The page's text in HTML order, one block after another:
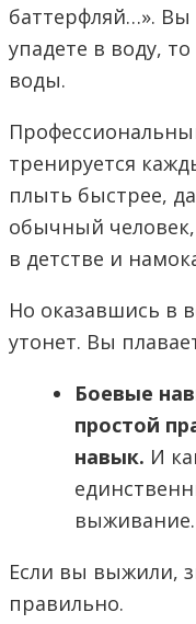
баттерфляй…». Вы
упадете в воду,
воды.
тренируется
плыть быстрее,
обычный
в детстве и
Но оказавшись в
утонет. Вы
Боевые
простой
навык. И
выживание.
Если вы выжили,
правильно.